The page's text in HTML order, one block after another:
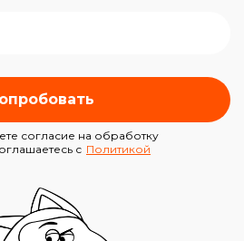
согласие на обработку
с Политикой